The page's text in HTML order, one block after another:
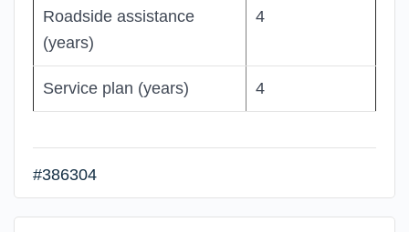
Roadside assistance
(years)
4
Service plan (years) 4
#386304